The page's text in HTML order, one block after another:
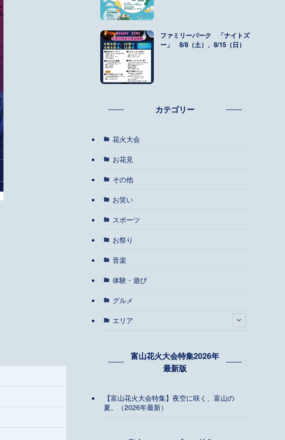
ファミリーパーク 「ナイトズ
ー」 8/8（土）、8/15（日）
カテゴリー
花火大会
お花見
その他
お笑い
スポーツ
お祭り
音楽
体験・遊び
グルメ
エリア
富山花火大会特集2026年
最新版
【富山花火大会特集】夜空に咲く、富山の
夏。（2026年最新）